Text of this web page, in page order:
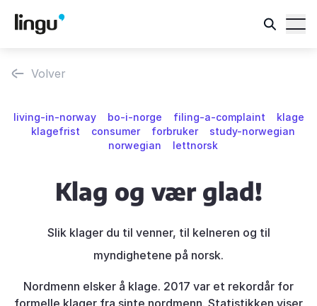
Volver
living-in-norway bo-i-norge filing-a-complaint
klage
klagefrist
consumer forbruker
study-norwegian
norwegian
lettnorsk
Klag og vær glad!
Slik klager du til venner, til kelneren og til
myndighetene på norsk.
Nordmenn elsker å klage. 2017 var et rekordår for
formelle klager fra sinte nordmenn. Statistikken viser